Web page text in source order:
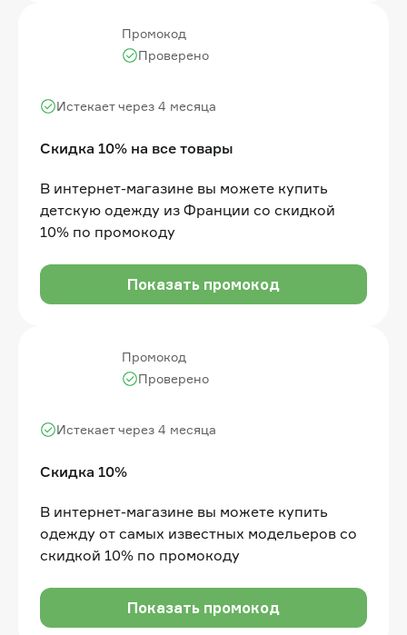
Промокод
Скидка 10% на все товары
Истекает через 4 месяца
Проверено
В интернет-магазине вы можете купить
детскую одежду из Франции со скидкой
10% по промокоду
Показать промокод
Промокод
Скидка 10%
Истекает через 4 месяца
Проверено
В интернет-магазине вы можете купить
одежду от самых известных модельеров со
скидкой 10% по промокоду
Показать промокод